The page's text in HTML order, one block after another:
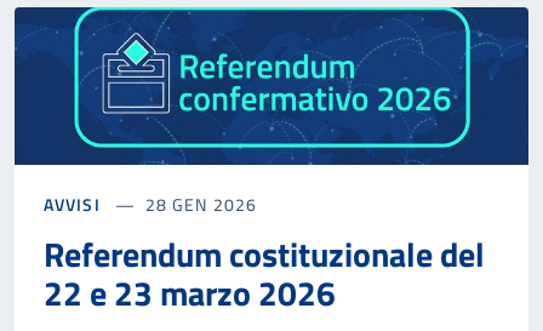
AVVISI 28 GEN 2026
Referendum costituzionale del
22 e 23 marzo 2026